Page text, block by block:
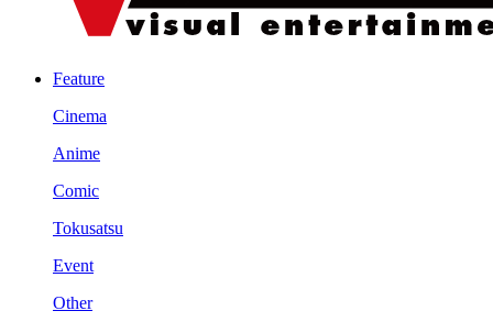
Feature
Cinema
Anime
Comic
Tokusatsu
Event
Other